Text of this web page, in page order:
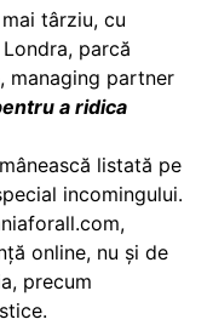
târziu, cu
parcă
managing partner
a ridica
listată pe
incomingului.
online, nu și de
precum